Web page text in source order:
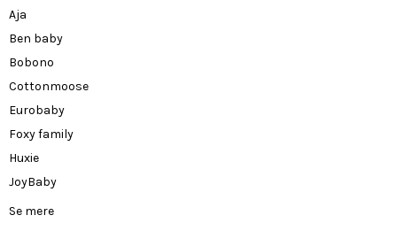
Aja
Ben baby
Bobono
Cottonmoose
Eurobaby
Foxy family
Huxie
JoyBaby
Se mere